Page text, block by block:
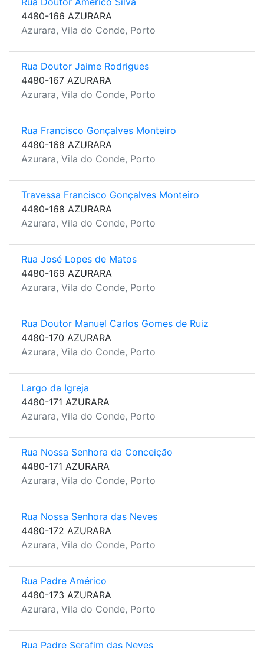
4480-166 AZURARA
Azurara, Vila do Conde, Porto
Rua Doutor Jaime Rodrigues
4480-167 AZURARA
Azurara, Vila do Conde, Porto
Rua Francisco Gonçalves Monteiro
4480-168 AZURARA
Azurara, Vila do Conde, Porto
Travessa Francisco Gonçalves Monteiro
4480-168 AZURARA
Azurara, Vila do Conde, Porto
Rua José Lopes de Matos
4480-169 AZURARA
Azurara, Vila do Conde, Porto
Rua Doutor Manuel Carlos Gomes de Ruiz
4480-170 AZURARA
Azurara, Vila do Conde, Porto
Largo da Igreja
4480-171 AZURARA
Azurara, Vila do Conde, Porto
Rua Nossa Senhora da Conceição
4480-171 AZURARA
Azurara, Vila do Conde, Porto
Rua Nossa Senhora das Neves
4480-172 AZURARA
Azurara, Vila do Conde, Porto
Rua Padre Américo
4480-173 AZURARA
Azurara, Vila do Conde, Porto
Rua Padre Serafim das Neves